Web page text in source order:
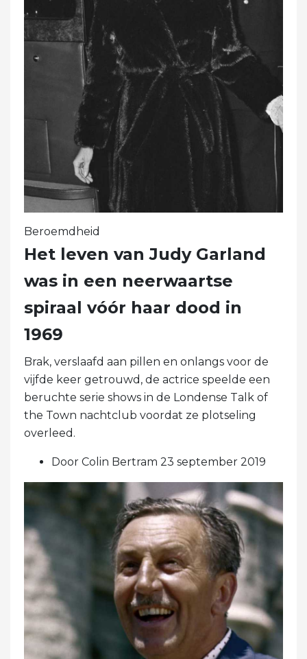
Beroemdheid
Het leven van Judy Garland
was in een neerwaartse
spiraal vóór haar dood in
1969
Brak, verslaafd aan pillen en onlangs voor de
vijfde keer getrouwd, de actrice speelde een
beruchte serie shows in de Londense Talk of
the Town nachtclub voordat ze plotseling
overleed.
Door Colin Bertram 23 september 2019